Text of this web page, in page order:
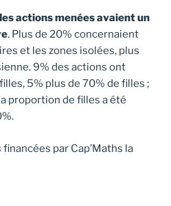
actions menées avaient un
. Plus de 20% concernaient
et les zones isolées, plus
9% des actions ont
5% plus de 70% de filles ;
proportion de filles a été
par Cap’Maths la